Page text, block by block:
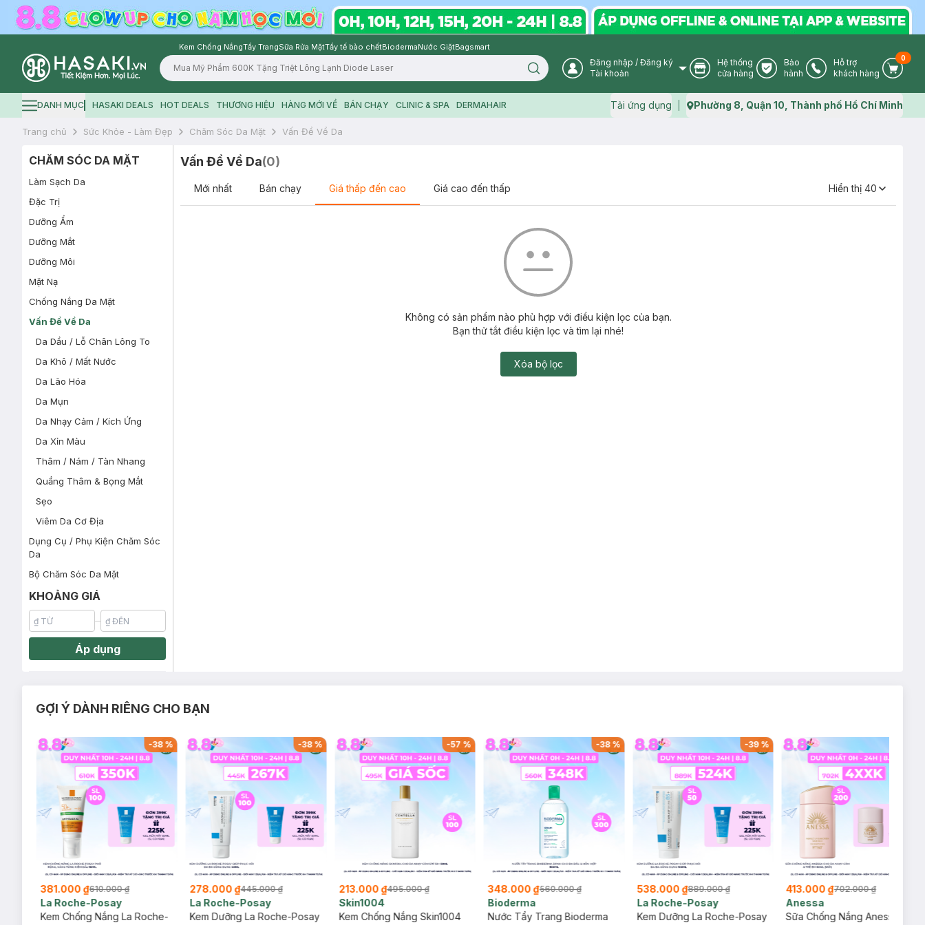
Kem Chống NắngTẩy TrangSữa Rửa MặtTẩy tế bào chếtBiodermaNước GiặtBagsmart
Logo
Search icon User Icon
Đăng nhập / Đăng ký
Tài khoản
Store Icon
Hệ thống
cửa hàng
Warranty Icon
Bảo
hành
Phone Icon
Hỗ trợ
khách hàng
Cart
0
Hamburger icon
DANH MỤC HASAKI DEALS HOT DEALS THƯƠNG HIỆU HÀNG MỚI VỀ BÁN CHẠY CLINIC & SPA DERMAHAIR Tải ứng dụng Map icon
Phường 8, Quận 10, Thành phố Hồ Chí Minh
Trang chủ Sức Khỏe - Làm Đẹp Chăm Sóc Da Mặt Vấn Đề Về Da
CHĂM SÓC DA MẶT
Làm Sạch Da
Đặc Trị
Dưỡng Ẩm
Dưỡng Mắt
Dưỡng Môi
Mặt Nạ
Chống Nắng Da Mặt
Vấn Đề Về Da
Da Dầu / Lỗ Chân Lông To
Da Khô / Mất Nước
Da Lão Hóa
Da Mụn
Da Nhạy Cảm / Kích Ứng
Da Xỉn Màu
Thâm / Nám / Tàn Nhang
Quầng Thâm & Bọng Mắt
Sẹo
Viêm Da Cơ Địa
Dụng Cụ / Phụ Kiện Chăm Sóc
Da
Bộ Chăm Sóc Da Mặt
KHOẢNG GIÁ
Áp dụng
Vấn Đề Về Da(0)
Mới nhất Bán chạy Giá thấp đến cao Giá cao đến thấp Hiển thị 40
Không có sản phẩm nào phù hợp với điều kiện lọc của bạn.
Bạn thử tắt điều kiện lọc và tìm lại nhé!
Xóa bộ lọc
GỢI Ý DÀNH RIÊNG CHO BẠN
-38%
381.000 ₫610.000 ₫
La Roche-Posay
Kem Chống Nắng La Roche-
-38%
278.000 ₫445.000 ₫
La Roche-Posay
Kem Dưỡng La Roche-Posay
-57 %
213.000 ₫495.000 ₫
Skin1004
Kem Chống Nắng Skin1004
-38%
348.000 ₫560.000 ₫
Bioderma
Nước Tẩy Trang Bioderma
-39%
538.000 ₫889.000 ₫
La Roche-Posay
Kem Dưỡng La Roche-Posay
413.000 ₫702.000 ₫
Anessa
Sữa Chống Nắng Anessa